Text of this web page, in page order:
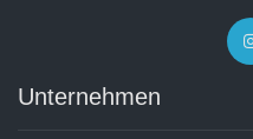
Unternehmen